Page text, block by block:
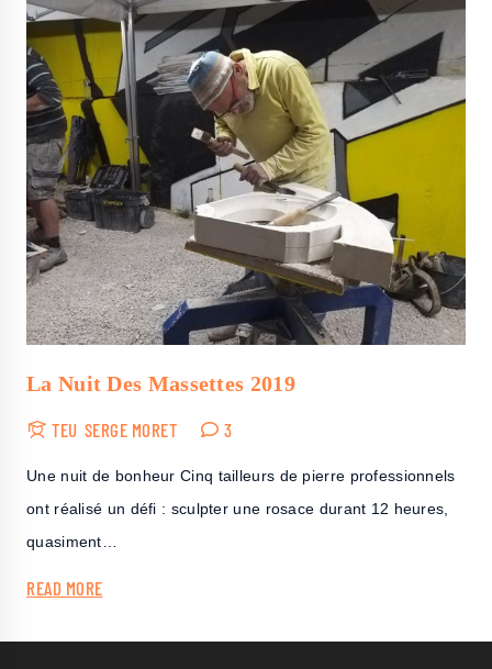
La Nuit Des Massettes 2019
TEU SERGE MORET 3
Une nuit de bonheur Cinq tailleurs de pierre professionnels
ont réalisé un défi : sculpter une rosace durant 12 heures,
quasiment…
READ MORE